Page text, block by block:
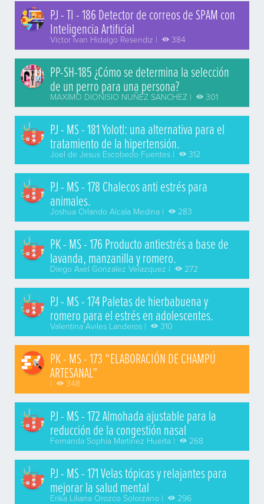
PJ - TI - 186 Detector de correos de SPAM con
Inteligencia Artificial
Victor Ivan Hidalgo Resendiz | 384
PP-SH-185 ¿Cómo se determina la selección
de un perro para una persona?
MAXIMO DIONISIO NUÑEZ SANCHEZ | 301
PJ - MS - 181 Yolotl: una alternativa para el
tratamiento de la hipertensión.
Joel de Jesus Escobedo Fuentes | 312
PJ - MS - 178 Chalecos anti estrés para
animales.
Joshua Orlando Alcala Medina | 283
PK - MS - 176 Producto antiestrés a base de
lavanda, manzanilla y romero.
Diego Axel Gonzalez Velazquez | 272
PJ - MS - 174 Paletas de hierbabuena y
romero para el estrés en adolescentes.
Valentina Aviles Landeros | 310
PK - MS - 173 “ELABORACIÓN DE CHAMPÚ
ARTESANAL”
| 348
PJ - MS - 172 Almohada ajustable para la
reducción de la congestión nasal
Fernanda Sophia Martinez Huerta | 268
PJ - MS - 171 Velas tópicas y relajantes para
mejorar la salud mental
Erika Liliana Orozco Solorzano | 296